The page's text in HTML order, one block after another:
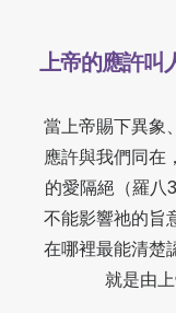
上帝的應許
當上帝賜下異象
應許與我們同在
的愛隔絕（羅
不能影響祂的旨
在哪裡最能清楚
就是由